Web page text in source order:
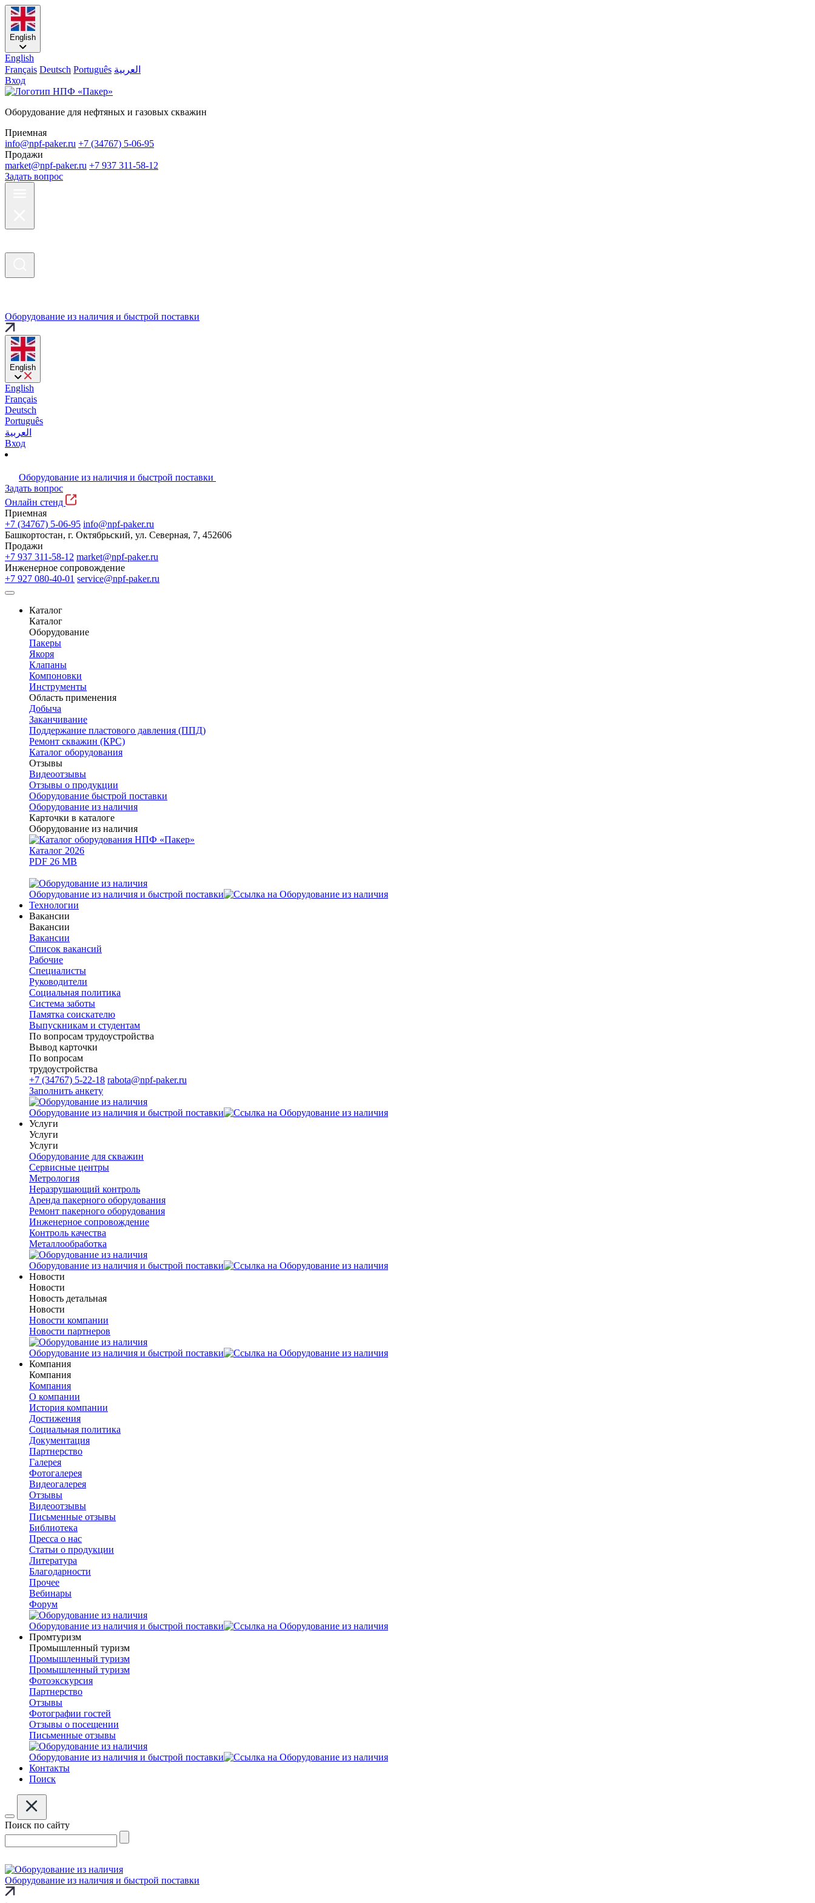
English
English
Français Deutsch Português العربية
Вход
Оборудование для нефтяных и газовых скважин
Приемная
info@npf-paker.ru +7 (34767) 5-06-95
Продажи
market@npf-paker.ru +7 937 311-58-12
Задать вопрос
Оборудование из наличия и быстрой поставки
English
English
Français
Deutsch
Português
العربية
Вход
Оборудование из наличия и быстрой поставки
Задать вопрос
Онлайн стенд
Приемная
+7 (34767) 5-06-95 info@npf-paker.ru
Башкортостан, г. Октябрьский, ул. Северная, 7, 452606
Продажи
+7 937 311-58-12 market@npf-paker.ru
Инженерное сопровождение
+7 927 080-40-01 service@npf-paker.ru
Каталог
Каталог
Оборудование
Пакеры
Якоря
Клапаны
Компоновки
Инструменты
Область применения
Добыча
Заканчивание
Поддержание пластового давления (ППД)
Ремонт скважин (КРС)
Каталог оборудования
Отзывы
Видеоотзывы
Отзывы о продукции
Оборудование быстрой поставки
Оборудование из наличия
Карточки в каталоге
Оборудование из наличия
Каталог 2026
PDF 26 MB
Оборудование из наличия и быстрой поставки
Технологии
Вакансии
Вакансии
Вакансии
Список вакансий
Рабочие
Специалисты
Руководители
Cоциальная политика
Система заботы
Памятка соискателю
Выпускникам и студентам
По вопросам трудоустройства
Вывод карточки
По вопросам
трудоустройства
+7 (34767) 5-22-18 rabota@npf-paker.ru
Заполнить анкету
Оборудование из наличия и быстрой поставки
Услуги
Услуги
Услуги
Оборудование для скважин
Сервисные центры
Метрология
Неразрушающий контроль
Аренда пакерного оборудования
Ремонт пакерного оборудования
Инженерное сопровождение
Контроль качества
Металлообработка
Оборудование из наличия и быстрой поставки
Новости
Новости
Новость детальная
Новости
Новости компании
Новости партнеров
Оборудование из наличия и быстрой поставки
Компания
Компания
Компания
О компании
История компании
Достижения
Социальная политика
Документация
Партнерство
Галерея
Фотогалерея
Видеогалерея
Отзывы
Видеоотзывы
Письменные отзывы
Библиотека
Пресса о нас
Статьи о продукции
Литература
Благодарности
Прочее
Вебинары
Форум
Оборудование из наличия и быстрой поставки
Промтуризм
Промышленный туризм
Промышленный туризм
Промышленный туризм
Фотоэкскурсия
Партнерство
Отзывы
Фотографии гостей
Отзывы о посещении
Письменные отзывы
Оборудование из наличия и быстрой поставки
Контакты
Поиск
Поиск по сайту
Оборудование из наличия и быстрой поставки